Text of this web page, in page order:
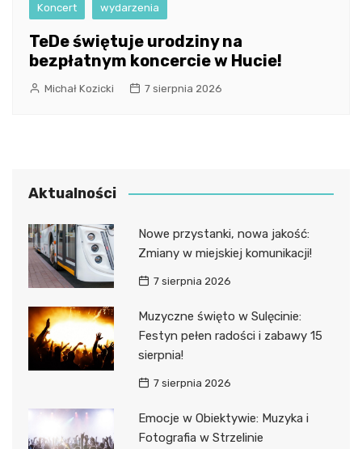
Koncert wydarzenia
TeDe świętuje urodziny na
bezpłatnym koncercie w Hucie!
Michał Kozicki 7 sierpnia 2026
Aktualności
Nowe przystanki, nowa jakość:
Zmiany w miejskiej komunikacji!
7 sierpnia 2026
Muzyczne święto w Sulęcinie:
Festyn pełen radości i zabawy 15
sierpnia!
7 sierpnia 2026
Emocje w Obiektywie: Muzyka i
Fotografia w Strzelinie